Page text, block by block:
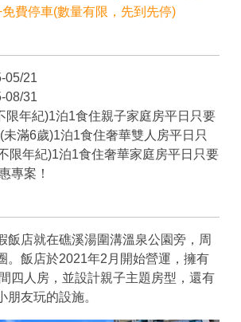
費停車(數量有限，先到先停)
05/21
08/31
限年紀)1泊1食住親子家庭房平日只要
滿6歲)1泊1食住奢華雙人房平日只
限年紀)1泊1食住奢華家庭房平日只要
專案！
飯店就在礁溪湯圍溝溫泉公園旁，周
。飯店於2021年2月開始營運，擁有
四人房，並設計親子主題房型，還有
朋友玩的設施。